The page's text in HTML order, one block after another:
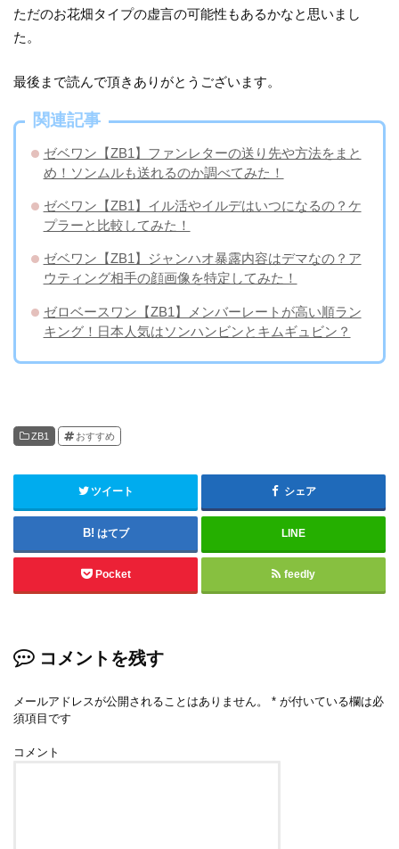
ただのお花畑タイプの虚言の可能性もあるかなと思いまし
た。
最後まで読んで頂きありがとうございます。
関連記事
ゼベワン【ZB1】ファンレターの送り先や方法をまと
め！ソンムルも送れるのか調べてみた！
ゼベワン【ZB1】イル活やイルデはいつになるの？ケ
プラーと比較してみた！
ゼベワン【ZB1】ジャンハオ暴露内容はデマなの？ア
ウティング相手の顔画像を特定してみた！
ゼロベースワン【ZB1】メンバーレートが高い順ラン
キング！日本人気はソンハンビンとキムギュビン？
ZB1 おすすめ
ツイート シェア
はてブ LINE
Pocket feedly
コメントを残す
メールアドレスが公開されることはありません。 * が付いている欄は必
須項目です
コメント